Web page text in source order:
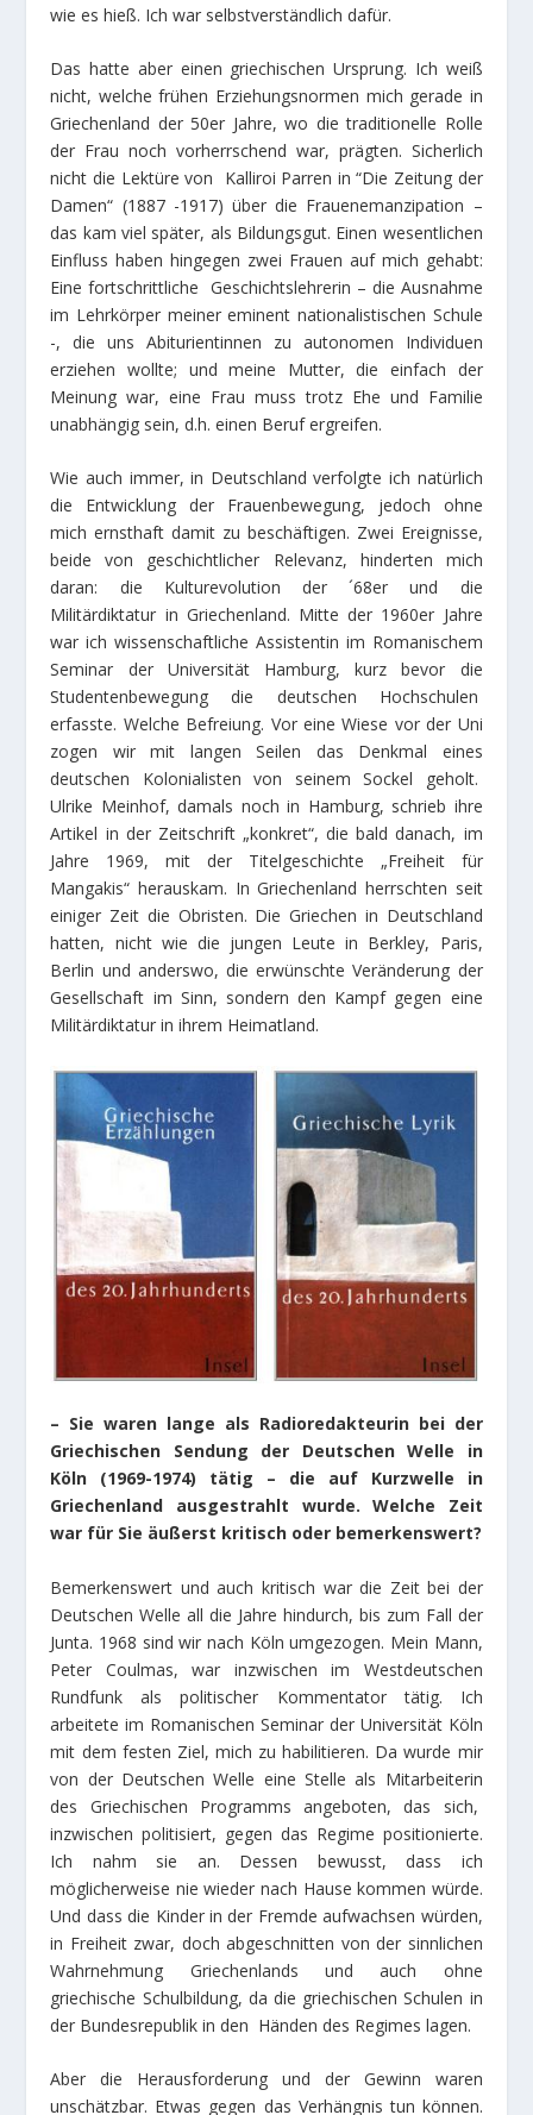
wie es hieß. Ich war selbstverständlich dafür.
Das hatte aber einen griechischen Ursprung. Ich weiß
nicht, welche frühen Erziehungsnormen mich gerade in
Griechenland der 50er Jahre, wo die traditionelle Rolle
der Frau noch vorherrschend war, prägten. Sicherlich
nicht die Lektüre von Kalliroi Parren in “Die Zeitung der
Damen“ (1887 -1917) über die Frauenemanzipation –
das kam viel später, als Bildungsgut. Einen wesentlichen
Einfluss haben hingegen zwei Frauen auf mich gehabt:
Eine fortschrittliche Geschichtslehrerin – die Ausnahme
im Lehrkörper meiner eminent nationalistischen Schule
-, die uns Abiturientinnen zu autonomen Individuen
erziehen wollte; und meine Mutter, die einfach der
Meinung war, eine Frau muss trotz Ehe und Familie
unabhängig sein, d.h. einen Beruf ergreifen.
Wie auch immer, in Deutschland verfolgte ich natürlich
die Entwicklung der Frauenbewegung, jedoch ohne
mich ernsthaft damit zu beschäftigen. Zwei Ereignisse,
beide von geschichtlicher Relevanz, hinderten mich
daran: die Kulturevolution der ´68er und die
Militärdiktatur in Griechenland. Mitte der 1960er Jahre
war ich wissenschaftliche Assistentin im Romanischem
Seminar der Universität Hamburg, kurz bevor die
Studentenbewegung die deutschen Hochschulen
erfasste. Welche Befreiung. Vor eine Wiese vor der Uni
zogen wir mit langen Seilen das Denkmal eines
deutschen Kolonialisten von seinem Sockel geholt.
Ulrike Meinhof, damals noch in Hamburg, schrieb ihre
Artikel in der Zeitschrift „konkret“, die bald danach, im
Jahre 1969, mit der Titelgeschichte „Freiheit für
Mangakis“ herauskam. In Griechenland herrschten seit
einiger Zeit die Obristen. Die Griechen in Deutschland
hatten, nicht wie die jungen Leute in Berkley, Paris,
Berlin und anderswo, die erwünschte Veränderung der
Gesellschaft im Sinn, sondern den Kampf gegen eine
Militärdiktatur in ihrem Heimatland.
– Sie waren lange als Radioredakteurin bei der
Griechischen Sendung der Deutschen Welle in
Köln (1969-1974) tätig – die auf Kurzwelle in
Griechenland ausgestrahlt wurde. Welche Zeit
war für Sie äußerst kritisch oder bemerkenswert?
Bemerkenswert und auch kritisch war die Zeit bei der
Deutschen Welle all die Jahre hindurch, bis zum Fall der
Junta. 1968 sind wir nach Köln umgezogen. Mein Mann,
Peter Coulmas, war inzwischen im Westdeutschen
Rundfunk als politischer Kommentator tätig. Ich
arbeitete im Romanischen Seminar der Universität Köln
mit dem festen Ziel, mich zu habilitieren. Da wurde mir
von der Deutschen Welle eine Stelle als Mitarbeiterin
des Griechischen Programms angeboten, das sich,
inzwischen politisiert, gegen das Regime positionierte.
Ich nahm sie an. Dessen bewusst, dass ich
möglicherweise nie wieder nach Hause kommen würde.
Und dass die Kinder in der Fremde aufwachsen würden,
in Freiheit zwar, doch abgeschnitten von der sinnlichen
Wahrnehmung Griechenlands und auch ohne
griechische Schulbildung, da die griechischen Schulen in
der Bundesrepublik in den Händen des Regimes lagen.
Aber die Herausforderung und der Gewinn waren
unschätzbar. Etwas gegen das Verhängnis tun können.